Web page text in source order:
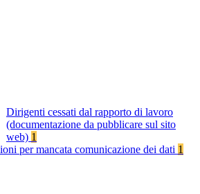
Dirigenti cessati dal rapporto di lavoro
(documentazione da pubblicare sul sito
web) 1
per mancata comunicazione dei dati 1